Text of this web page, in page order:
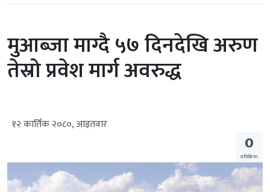
मुआब्जा माग्दै ५७ दिनदेखि अरुण
तेस्रो प्रवेश मार्ग अवरुद्ध
१२ कार्तिक २०८०, आइतवार
0
प्रतिक्रिया